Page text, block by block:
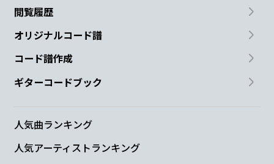
F/A
Oh well
G
D
閲覧履歴
オリジナルコード譜
コード譜作成
ギターコードブック
人気曲ランキング
人気アーティストランキング